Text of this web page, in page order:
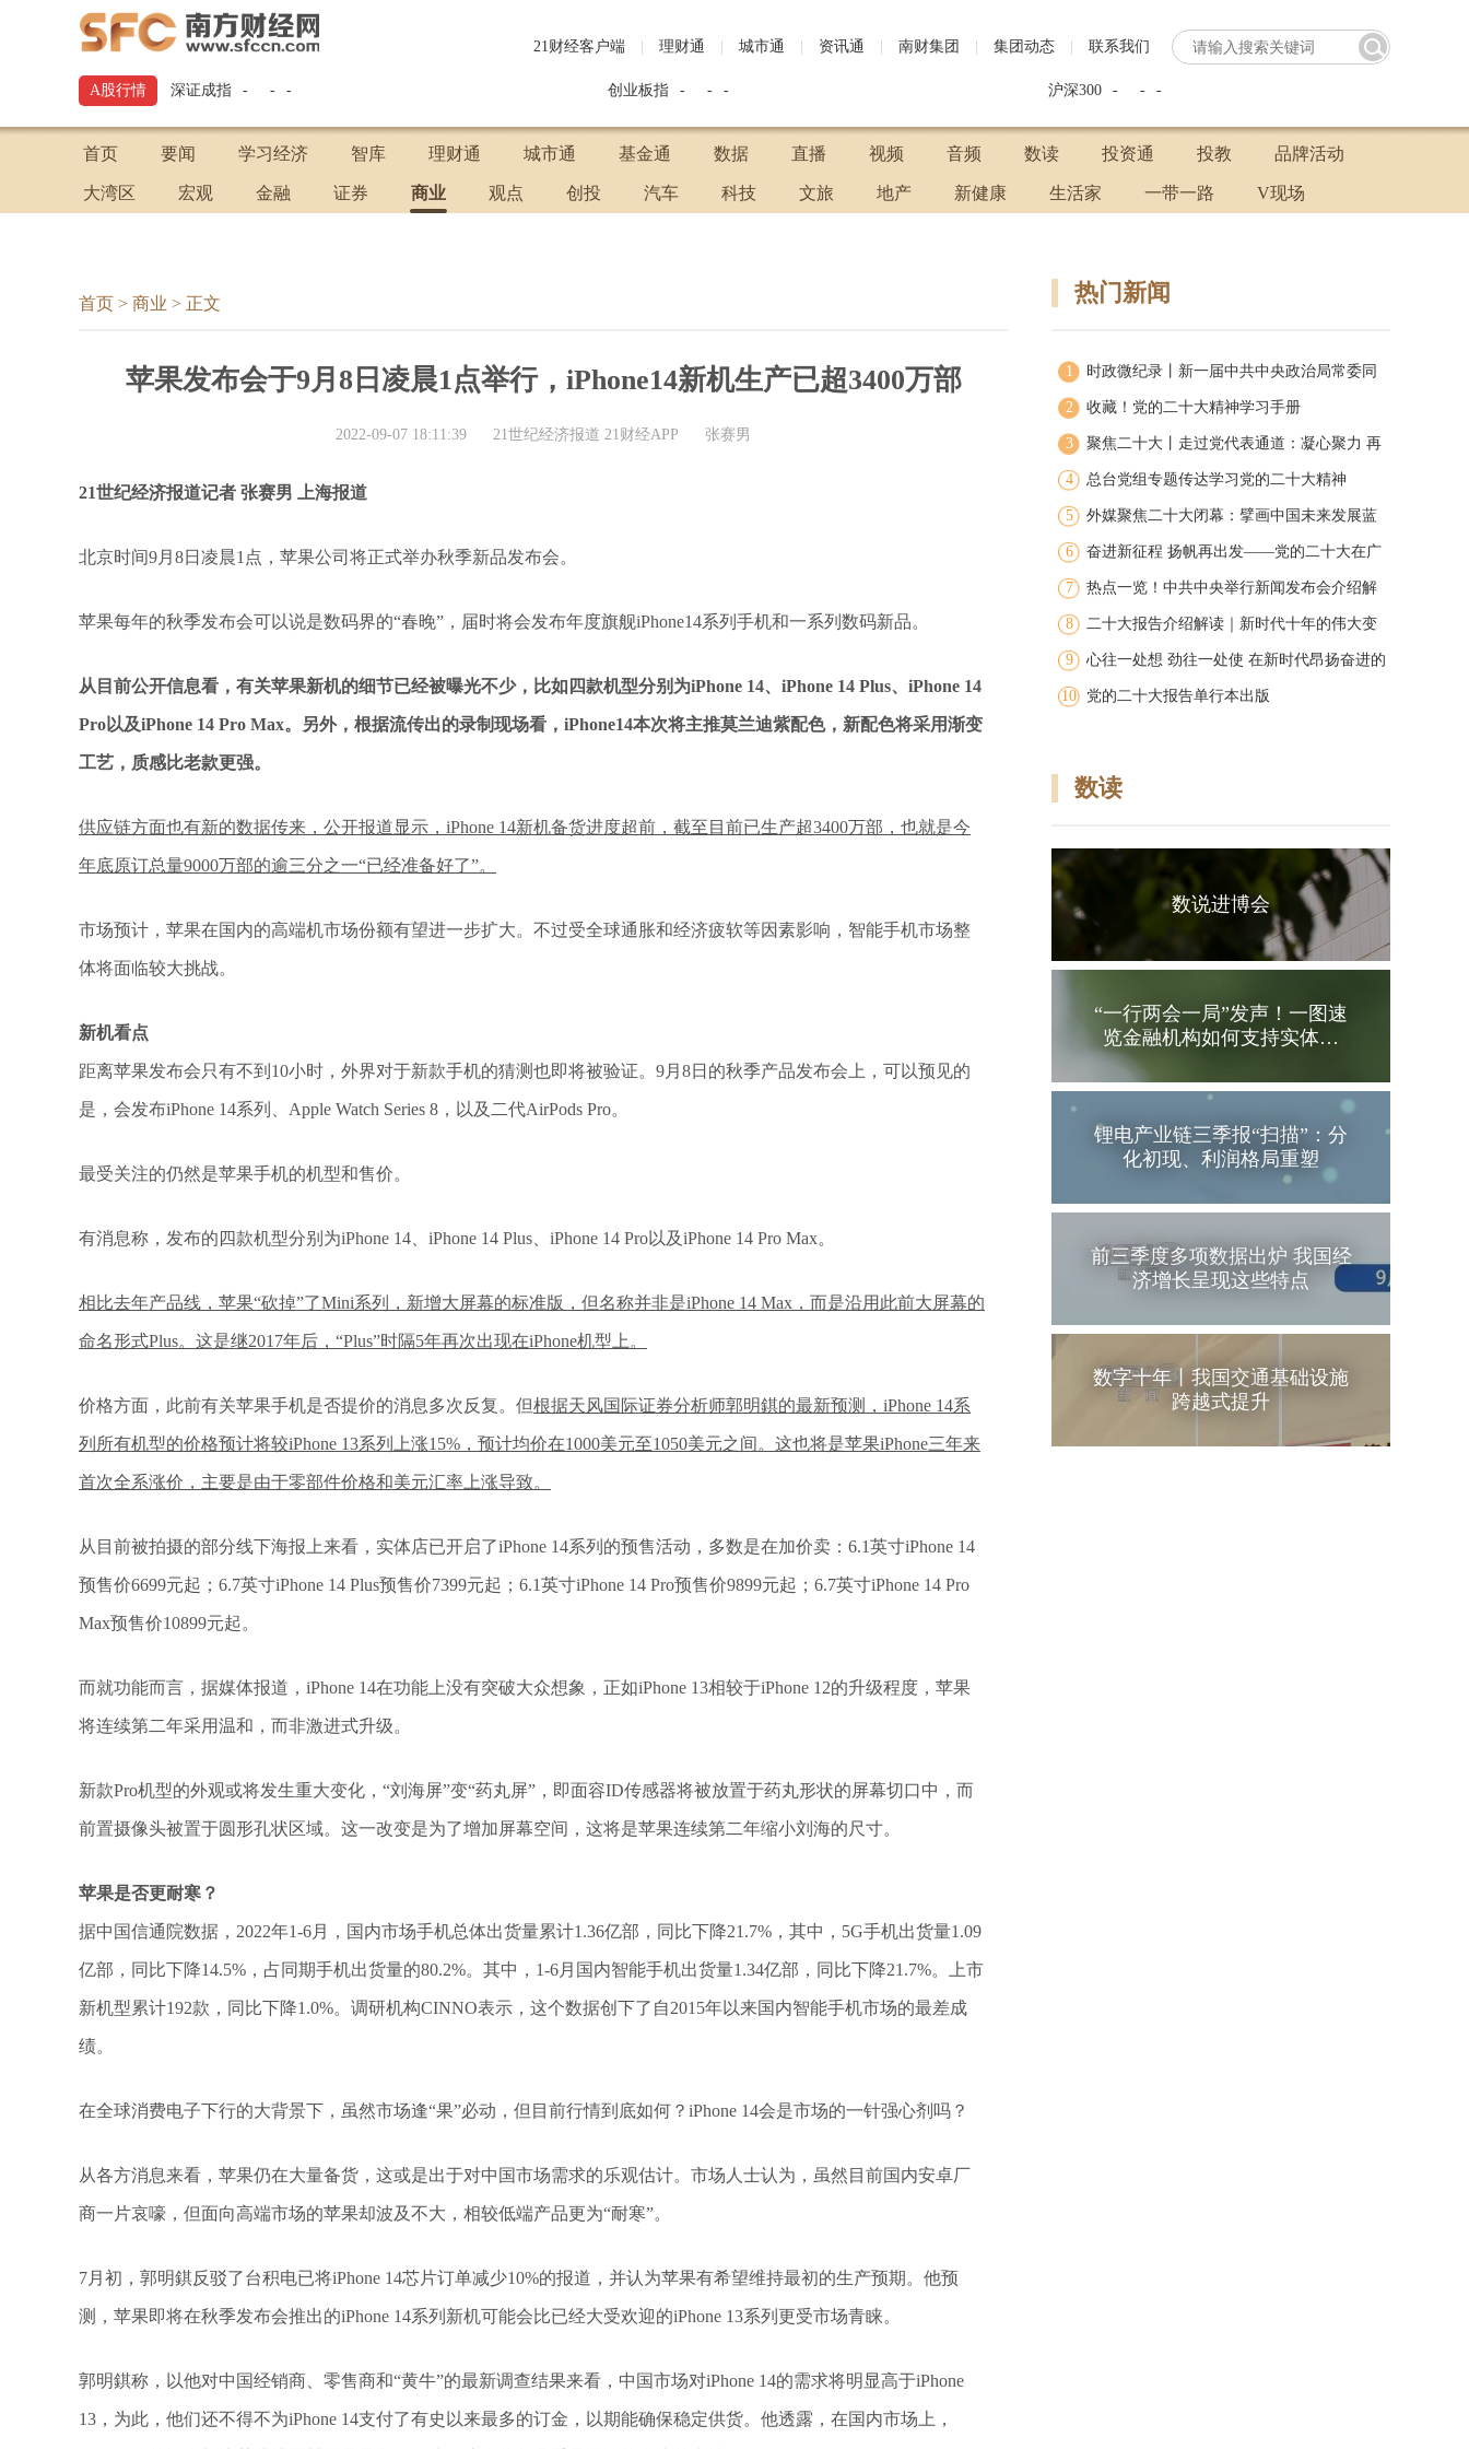
21财经客户端 理财通 城市通 资讯通 南财集团 集团动态 联系我们
A股行情深证成指 - - 创业板指 - - 沪深300 - -
首页 要闻 学习经济 智库 理财通 城市通 基金通 数据 直播 视频 音频 数读 投资通 投教 品牌活动
大湾区 宏观 金融 证券 商业 观点 创投 汽车 科技 文旅 地产 新健康 生活家 一带一路 V现场
首页 > 商业 > 正文
苹果发布会于9月8日凌晨1点举行，iPhone14新机生产已超3400万部
2022-09-07 18:11:39 21世纪经济报道 21财经APP 张赛男
21世纪经济报道记者 张赛男 上海报道
北京时间9月8日凌晨1点，苹果公司将正式举办秋季新品发布会。
苹果每年的秋季发布会可以说是数码界的“春晚”，届时将会发布年度旗舰iPhone14系列手机和一系列数码新品。
从目前公开信息看，有关苹果新机的细节已经被曝光不少，比如四款机型分别为iPhone 14、iPhone 14 Plus、iPhone 14
Pro以及iPhone 14 Pro Max。另外，根据流传出的录制现场看，iPhone14本次将主推莫兰迪紫配色，新配色将采用渐变
工艺，质感比老款更强。
供应链方面也有新的数据传来，公开报道显示，iPhone 14新机备货进度超前，截至目前已生产超3400万部，也就是今
年底原订总量9000万部的逾三分之一“已经准备好了”。
市场预计，苹果在国内的高端机市场份额有望进一步扩大。不过受全球通胀和经济疲软等因素影响，智能手机市场整
体将面临较大挑战。
新机看点
距离苹果发布会只有不到10小时，外界对于新款手机的猜测也即将被验证。9月8日的秋季产品发布会上，可以预见的
是，会发布iPhone 14系列、Apple Watch Series 8，以及二代AirPods Pro。
最受关注的仍然是苹果手机的机型和售价。
有消息称，发布的四款机型分别为iPhone 14、iPhone 14 Plus、iPhone 14 Pro以及iPhone 14 Pro Max。
相比去年产品线，苹果“砍掉”了Mini系列，新增大屏幕的标准版，但名称并非是iPhone 14 Max，而是沿用此前大屏幕的
命名形式Plus。这是继2017年后，“Plus”时隔5年再次出现在iPhone机型上。
价格方面，此前有关苹果手机是否提价的消息多次反复。但根据天风国际证券分析师郭明錤的最新预测，iPhone 14系
列所有机型的价格预计将较iPhone 13系列上涨15%，预计均价在1000美元至1050美元之间。这也将是苹果iPhone三年来
首次全系涨价，主要是由于零部件价格和美元汇率上涨导致。
从目前被拍摄的部分线下海报上来看，实体店已开启了iPhone 14系列的预售活动，多数是在加价卖：6.1英寸iPhone 14
预售价6699元起；6.7英寸iPhone 14 Plus预售价7399元起；6.1英寸iPhone 14 Pro预售价9899元起；6.7英寸iPhone 14 Pro
Max预售价10899元起。
而就功能而言，据媒体报道，iPhone 14在功能上没有突破大众想象，正如iPhone 13相较于iPhone 12的升级程度，苹果
将连续第二年采用温和，而非激进式升级。
新款Pro机型的外观或将发生重大变化，“刘海屏”变“药丸屏”，即面容ID传感器将被放置于药丸形状的屏幕切口中，而
前置摄像头被置于圆形孔状区域。这一改变是为了增加屏幕空间，这将是苹果连续第二年缩小刘海的尺寸。
苹果是否更耐寒？
据中国信通院数据，2022年1-6月，国内市场手机总体出货量累计1.36亿部，同比下降21.7%，其中，5G手机出货量1.09
亿部，同比下降14.5%，占同期手机出货量的80.2%。其中，1-6月国内智能手机出货量1.34亿部，同比下降21.7%。上市
新机型累计192款，同比下降1.0%。调研机构CINNO表示，这个数据创下了自2015年以来国内智能手机市场的最差成
绩。
在全球消费电子下行的大背景下，虽然市场逢“果”必动，但目前行情到底如何？iPhone 14会是市场的一针强心剂吗？
从各方消息来看，苹果仍在大量备货，这或是出于对中国市场需求的乐观估计。市场人士认为，虽然目前国内安卓厂
商一片哀嚎，但面向高端市场的苹果却波及不大，相较低端产品更为“耐寒”。
7月初，郭明錤反驳了台积电已将iPhone 14芯片订单减少10%的报道，并认为苹果有希望维持最初的生产预期。他预
测，苹果即将在秋季发布会推出的iPhone 14系列新机可能会比已经大受欢迎的iPhone 13系列更受市场青睐。
郭明錤称，以他对中国经销商、零售商和“黄牛”的最新调查结果来看，中国市场对iPhone 14的需求将明显高于iPhone
13，为此，他们还不得不为iPhone 14支付了有史以来最多的订金，以期能确保稳定供货。他透露，在国内市场上，
热门新闻
1 时政微纪录丨新一届中共中央政治局常委同
中外记者见面
2 收藏！党的二十大精神学习手册
3 聚焦二十大丨走过党代表通道：凝心聚力 再
启新程
4 总台党组专题传达学习党的二十大精神
5 外媒聚焦二十大闭幕：擘画中国未来发展蓝
图
6 奋进新征程 扬帆再出发——党的二十大在广
大干部群众中引发强烈反响
7 热点一览！中共中央举行新闻发布会介绍解
读党的二十大报告
8 二十大报告介绍解读｜新时代十年的伟大变
革
9 心往一处想 劲往一处使 在新时代昂扬奋进的
洪流中争创广东新的辉煌 广东团代表在学习
10 党的二十大报告单行本出版
数读
数说进博会
“一行两会一局”发声！一图速
览金融机构如何支持实体…
锂电产业链三季报“扫描”：分
化初现、利润格局重塑
前三季度多项数据出炉 我国经
济增长呈现这些特点
数字十年丨我国交通基础设施
跨越式提升